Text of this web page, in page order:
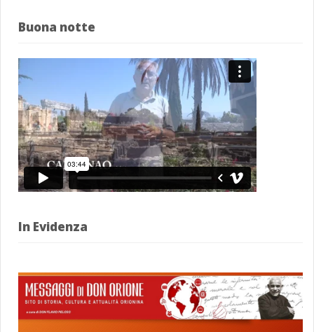
Buona notte
In Evidenza